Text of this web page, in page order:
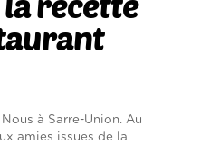
à Sarre-Union. Au
amies issues de la